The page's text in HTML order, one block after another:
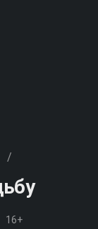
/
16+